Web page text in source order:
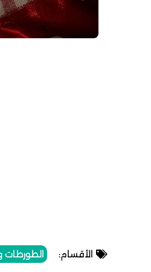
الأقسام: الطورطات